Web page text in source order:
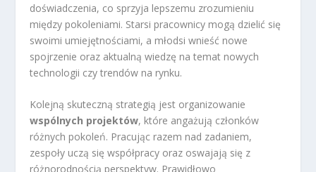
doświadczenia, co sprzyja lepszemu zrozumieniu
między pokoleniami. Starsi pracownicy mogą dzielić się
swoimi umiejętnościami, a młodsi wnieść nowe
spojrzenie oraz aktualną wiedzę na temat nowych
technologii czy trendów na rynku.
Kolejną skuteczną strategią jest organizowanie
wspólnych projektów, które angażują członków
różnych pokoleń. Pracując razem nad zadaniem,
zespoły uczą się współpracy oraz oswajają się z
różnorodnością perspektyw. Prawidłowo